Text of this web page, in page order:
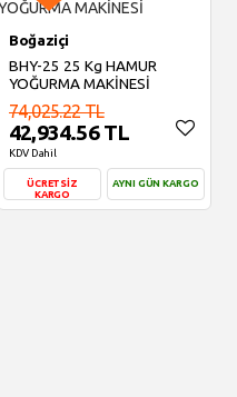
Boğaziçi
BHY-25 25 Kg HAMUR
YOĞURMA MAKİNESİ
74,025.22 TL
42,934.56 TL
KDV Dahil
ÜCRETSİZ
KARGO
AYNI GÜN KARGO